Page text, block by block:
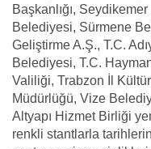
Başkanlığı,
Belediyesi, Sürmene
Geliştirme A.Ş., T.C.
Belediyesi, T.C.
Valiliği, Trabzon İl
Müdürlüğü, Vize
Altyapı Hizmet Birliği
renkli stantlarla